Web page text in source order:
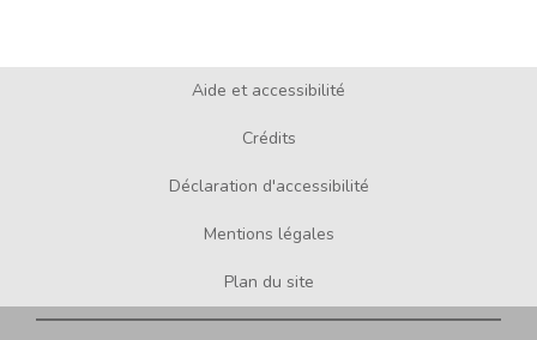
Aide et accessibilité
Crédits
Déclaration d'accessibilité
Mentions légales
Plan du site